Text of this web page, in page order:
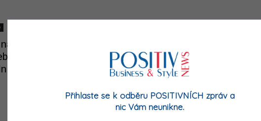
na
Přihlaste se k odběru POSITIVNÍCH zpráv a
nic Vám neunikne.